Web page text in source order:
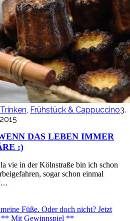
, Frühstück & Cappuccino3.
DAS LEBEN IMMER
:)
vie in der Kölnstraße bin ich schon
sogar schon einmal